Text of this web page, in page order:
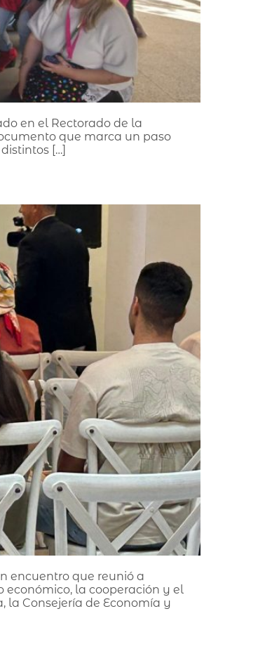
en el Rectorado de la
que marca un paso
[…]
encuentro que reunió a
la cooperación y el
Consejería de Economía y